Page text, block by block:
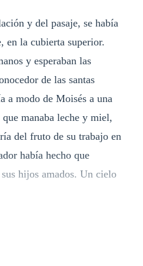
y del pasaje, se había
en la cubierta superior.
y esperaban las
de las santas
a modo de Moisés a una
manaba leche y miel,
del fruto de su trabajo en
había hecho que
hijos amados. Un cielo